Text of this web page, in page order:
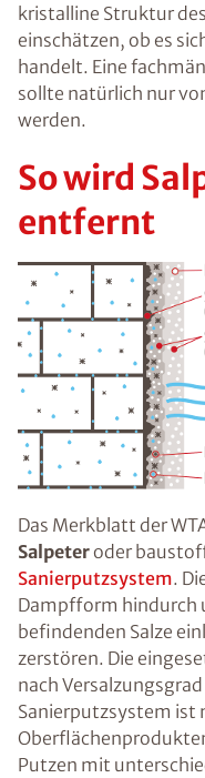
kristalline Struktur
einschätzen, ob es
handelt. Eine
sollte natürlich nur
werden.
So wird
entfernt
Das Merkblatt der
Salpeteroder
Sanierputzsystem.
Dampfform hindurch
befindenden Salze
zerstören. Die
nach
Sanierputzsystem ist
Putzen mit